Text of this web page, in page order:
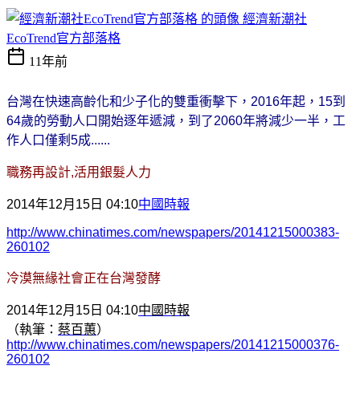
經濟新潮社
EcoTrend官方部落格
11年前
台灣在快速高齡化和少子化的雙重衝擊下，2016年起，15到
64歲的勞動人口開始逐年遞減，到了2060年將減少一半，工
作人口僅剩5成......
職務再設計,活用銀髮人力
2014年12月15日 04:10中國時報
http://www.chinatimes.com/newspapers/20141215000383-
260102
冷漠無緣社會正在台灣發酵
2014年12月 15日 04:10中國時報
（執筆： 蔡百蕙）
http://www.chinatimes.com/newspapers/20141215000376-
260102